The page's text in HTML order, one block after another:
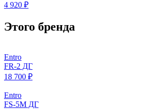
4 920 ₽
Этого бренда
Entro
FR-2 ДГ
18 700 ₽
Entro
FS-5M ДГ